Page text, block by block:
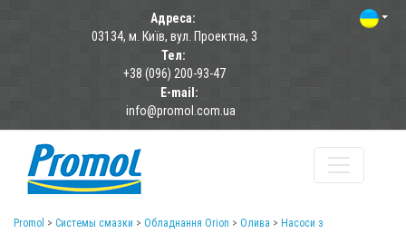
Адреса:
03134, м. Київ, вул. Проектна, 3
Тел:
+38 (096) 200-93-47
E-mail:
info@promol.com.ua
Promol > Системы смазки > Обладнання Orion > Олива > Насоси з